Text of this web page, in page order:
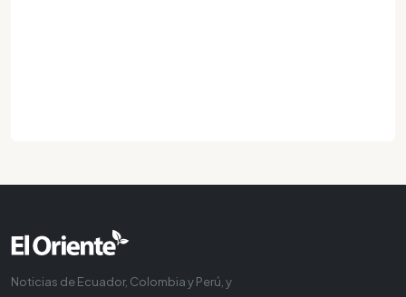
Noticias de Ecuador, Colombia y Perú, y